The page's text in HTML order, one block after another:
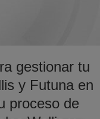
gestionar tu
y Futuna en
proceso de